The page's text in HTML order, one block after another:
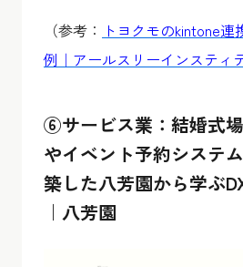
（参考： トヨクモのkintone
例｜アールスリーインスティ
⑥サービス業：結婚式
やイベント予約システ
築した八芳園から学ぶ
｜八芳園